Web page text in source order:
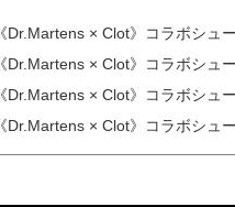
《Dr.Martens × Clot》コラボシュ
《Dr.Martens × Clot》コラボシュ
《Dr.Martens × Clot》コラボシュ
《Dr.Martens × Clot》コラボシュ